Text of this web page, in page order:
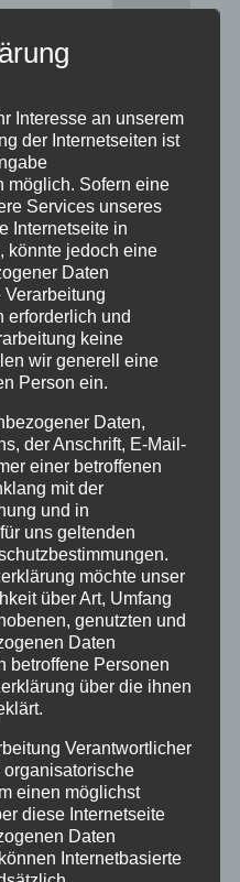
2026 in Oberstdorf
2026 in Oberstdorf
Frühlingsurlaub
Interesse an unserem
der Internetseiten ist
möglich. Sofern eine
Services unseres
Internetseite in
könnte jedoch eine
Daten
erforderlich und
keine
wir generell eine
Person ein.
Daten,
der Anschrift, E-Mail-
einer betroffenen
mit der
und in
uns geltenden
möchte unser
über Art, Umfang
genutzten und
Daten
betroffene Personen
über die ihnen
Verantwortlicher
einen möglichst
diese Internetseite
Daten
Internetbasierte